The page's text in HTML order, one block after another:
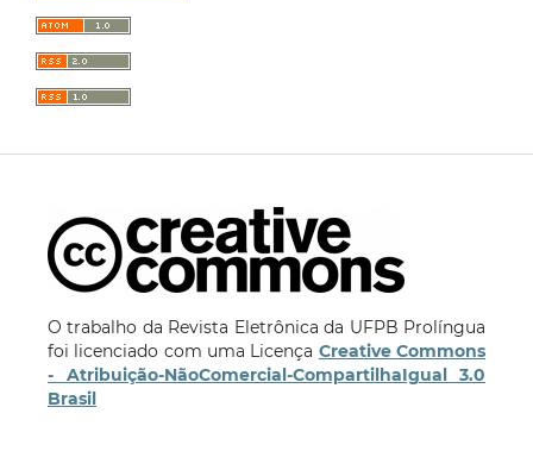
O trabalho da Revista Eletrônica da UFPB Prolíngua
foi licenciado com uma Licença Creative Commons
- Atribuição-NãoComercial-CompartilhaIgual 3.0
Brasil